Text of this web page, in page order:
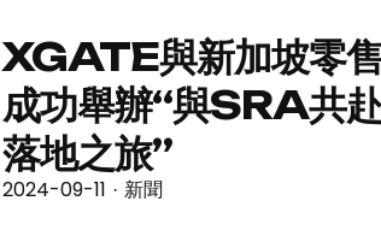
XGATE與新加坡零
成功舉辦“與SRA共
落地之旅”
2024-09-11 · 新聞